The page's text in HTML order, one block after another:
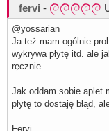
fervi -
@yossarian
Ja też mam ogólnie
wykrywa płytę itd. ale
ręcznie
Jak oddam sobie aplet
płytę to dostaję błąd,
Fervi